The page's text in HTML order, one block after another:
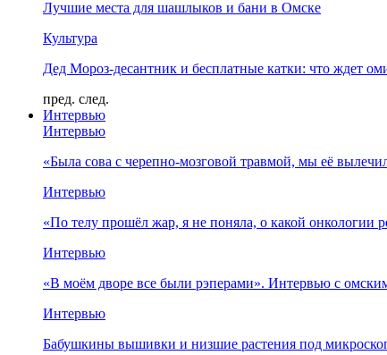
Лучшие места для шашлыков и бани в Омске
Культура
Дед Мороз-десантник и бесплатные катки: что ждет
пред. след.
Интервью
Интервью
«Была сова с черепно-мозговой травмой, мы её
Интервью
«По телу прошёл жар, я не поняла, о какой онкологии
Интервью
«В моём дворе все были рэперами». Интервью с
Интервью
Бабушкины вышивки и низшие растения под